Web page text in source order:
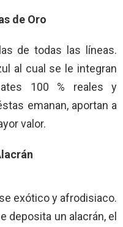
de Oro
de todas las líneas.
al cual se le integran
100 % reales y
emanan, aportan a
valor.
exótico y afrodisiaco.
deposita un alacrán, el